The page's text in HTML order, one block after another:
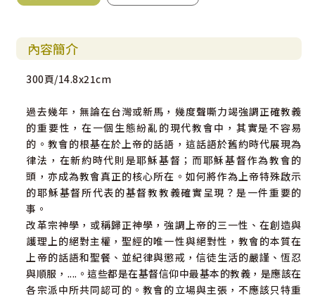
內容簡介
300頁/14.8x21cm
過去幾年，無論在台灣或新馬，幾度聲嘶力竭強調正確教義
的重要性，在一個生態紛亂的現代教會中，其實是不容易
的。教會的根基在於上帝的話語，這話語於舊約時代展現為
律法，在新約時代則是耶穌基督；而耶穌基督作為教會的
頭，亦成為教會真正的核心所在。如何將作為上帝特殊啟示
的耶穌基督所代表的基督教教義確實呈現？是一件重要的
事。
改革宗神學，或稱歸正神學，強調上帝的三一性、在創造與
護理上的絕對主權，聖經的唯一性與絕對性，教會的本質在
上帝的話語和聖餐、並紀律與懲戒，信徒生活的嚴謹、恆忍
與順服，....。這些都是在基督信仰中最基本的教義，是應該在
各宗派中所共同認可的。教會的立場與主張，不應該只特重